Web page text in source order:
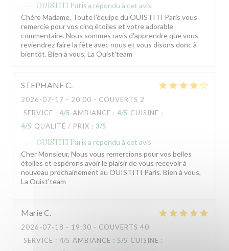
OUISTITI Paris a répondu à cet avis
Chère Madame, Toute l'équipe du OUISTITI Paris vous
remercie pour vos cinq étoiles et votre adorable
commentaire. Nous sommes ravis d'apprendre que vous
reviendrez faire la fête avec nous et vous disons donc à
bientôt. Bien à vous, La Ouist'team
STEPHANEC
2026-07-17 - 20:00 - COUVERTS 2
SERVICE : 4/5 AMBIANCE : 4/5 CUISINE :
4/5 QUALITÉ / PRIX : 3/5
OUISTITI Paris a répondu à cet avis
Cher Monsieur, Nous vous remercions pour vos belles
étoiles et espérons avoir le plaisir de vous recevoir à
nouveau prochainement au OUISTITI Paris. Bien à vous,
La Ouist'team
MarieC
2026-07-18 - 19:30 - COUVERTS 40
SERVICE : 4/5 AMBIANCE : 5/5 CUISINE :